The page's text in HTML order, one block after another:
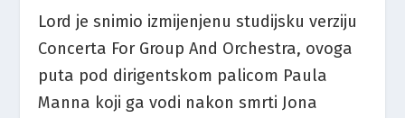
Lord je snimio izmijenjenu studijsku verziju
Concerta For Group And Orchestra, ovoga
puta pod dirigentskom palicom Paula
Manna koji ga vodi nakon smrti Jona